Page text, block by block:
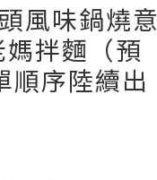
風味鍋燒意
拌麵（預
順序陸續出